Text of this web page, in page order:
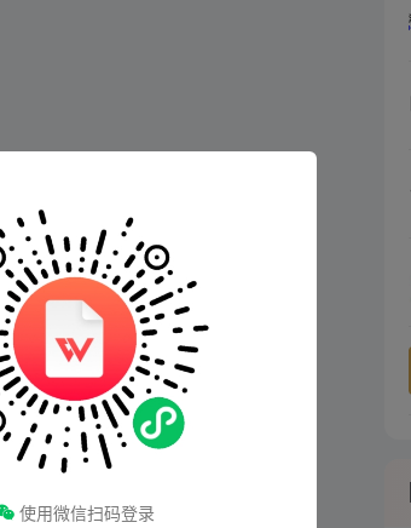
使用微信扫码登录